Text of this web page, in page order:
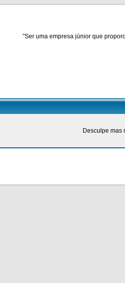
"Ser uma empresa júnior que
Desculpe mas